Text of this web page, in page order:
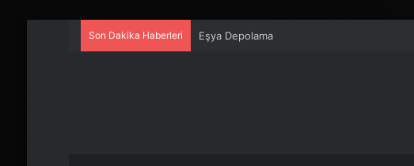
Son Dakika Haberleri Eşya Depolama